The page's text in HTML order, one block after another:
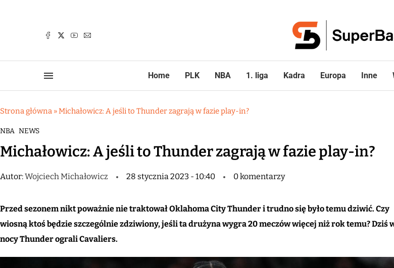
Home PLK NBA 1. liga Kadra Europa Inne
Strona główna »Michałowicz: A jeśli to Thunder zagrają w fazie play-in?
NBA NEWS
Michałowicz: A jeśli to Thunder zagrają w fazie play-in?
Autor:Wojciech Michałowicz 28 stycznia 2023 - 10:40 0 komentarzy
Przed sezonem nikt poważnie nie traktował Oklahoma City Thunder i trudno się było temu dziwić. Czy
wiosną ktoś będzie szczególnie zdziwiony, jeśli ta drużyna wygra 20 meczów więcej niż rok temu? Dziś
nocy Thunder ograli Cavaliers.